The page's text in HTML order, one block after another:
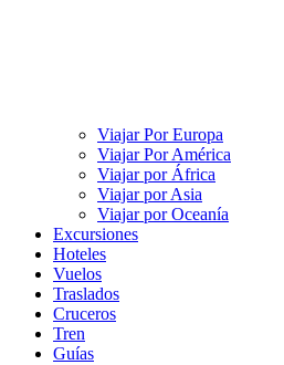
Viajar Por Europa
Viajar Por América
Viajar por África
Viajar por Asia
Viajar por Oceanía
Excursiones
Hoteles
Vuelos
Traslados
Cruceros
Tren
Guías